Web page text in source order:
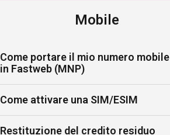
Mobile
Come portare il mio numero mobile
in Fastweb (MNP)
Come attivare una SIM/ESIM
Restituzione del credito residuo